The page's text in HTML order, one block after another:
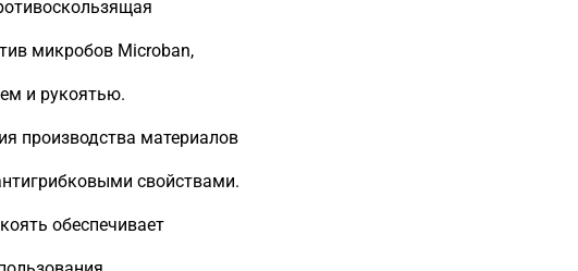
микробов Microban,
и рукоятью.
производства материалов
свойствами.
обеспечивает